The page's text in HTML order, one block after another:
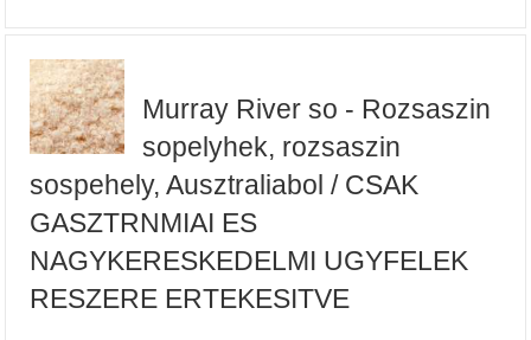
Murray River so - Rozsaszin
sopelyhek, rozsaszin
sospehely, Ausztraliabol / CSAK
GASZTRNMIAI ES
NAGYKERESKEDELMI UGYFELEK
RESZERE ERTEKESITVE